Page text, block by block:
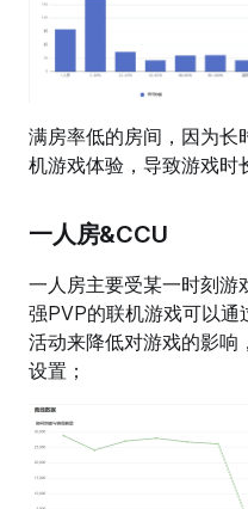
满房率低的房间，因为长
机游戏体验，导致游戏时
一人房&CCU
一人房主要受某一时刻游
强PVP的联机游戏可以通
活动来降低对游戏的影响
设置；